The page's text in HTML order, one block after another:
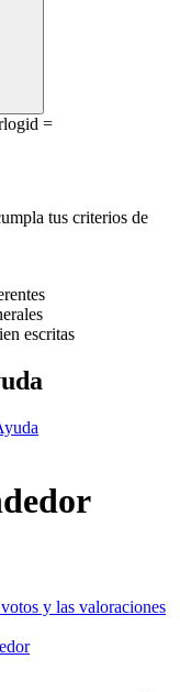
=
tus criterios de
escritas
y las valoraciones